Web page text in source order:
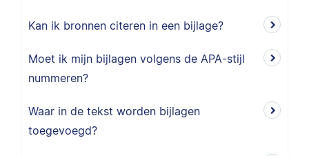
Kan ik bronnen citeren in een bijlage?
Moet ik mijn bijlagen volgens de APA-stijl
nummeren?
Waar in de tekst worden bijlagen
toegevoegd?